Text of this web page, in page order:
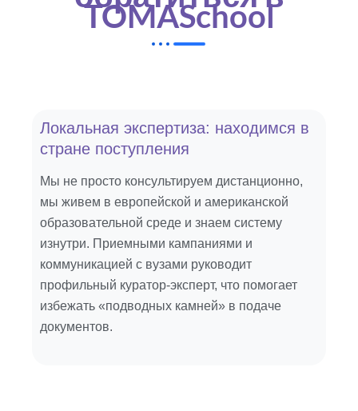
TOMASchool
Локальная экспертиза: находимся в
стране поступления
Мы не просто консультируем дистанционно,
мы живем в европейской и американской
образовательной среде и знаем систему
изнутри. Приемными кампаниями и
коммуникацией с вузами руководит
профильный куратор-эксперт, что помогает
избежать «подводных камней» в подаче
документов.